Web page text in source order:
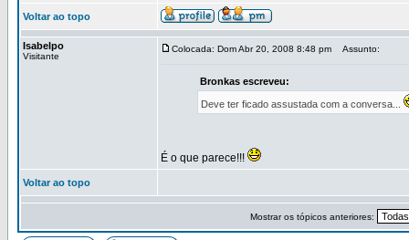
Voltar ao topo
Isabelpo
Visitante
Colocada: Dom Abr 20, 2008 8:48 pm Assunto:
Bronkas escreveu:
Deve ter ficado assustada com a conversa...
É o que parece!!!
Voltar ao topo
Mostrar os tópicos anteriores: